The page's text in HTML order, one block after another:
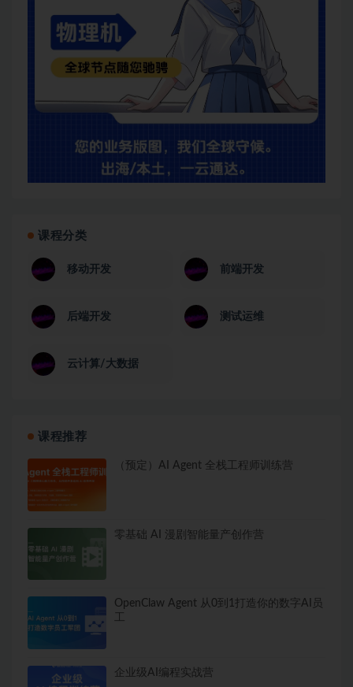
课程分类
移动开发 前端开发
后端开发 测试运维
云计算/大数据
课程推荐
（预定）AI Agent 全栈工程师训练营
零基础 AI 漫剧智能量产创作营
OpenClaw Agent 从0到1打造你的数字AI员
工
企业级AI编程实战营